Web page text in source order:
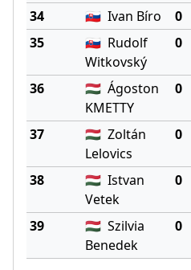
34 🇸🇰 Ivan Bíro 0
35 🇸🇰 Rudolf
Witkovský
0
36 🇭🇺 Ágoston
KMETTY
0
37 🇭🇺 Zoltán
Lelovics
0
38 🇭🇺 Istvan
Vetek
0
39 🇭🇺 Szilvia
Benedek
0